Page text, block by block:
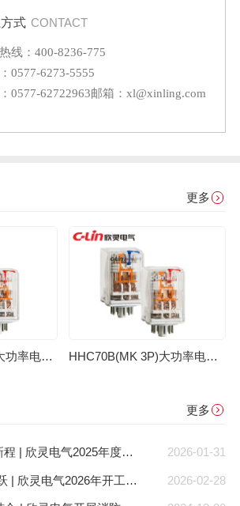
式 CONTACT
线：400-8236-775
0577-6273-5555
0577-62722963邮箱：xl@xinling.com
更多
HHC70B (MK 2P)大功率电磁继电器 HHC70B(MK 3P)大功率电磁继电器
更多
2026-01-31
同“欣”同行 智领新程 | 欣灵电气2025年度表彰总结大会暨新年酒会成功举办！
2026-02-28
马上欣程 同心共跃 | 欣灵电气2026年开工大吉！